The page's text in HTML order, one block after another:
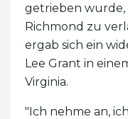
getrieben wurde,
Richmond zu
ergab sich ein
Lee Grant in
Virginia.
"Ich nehme an,